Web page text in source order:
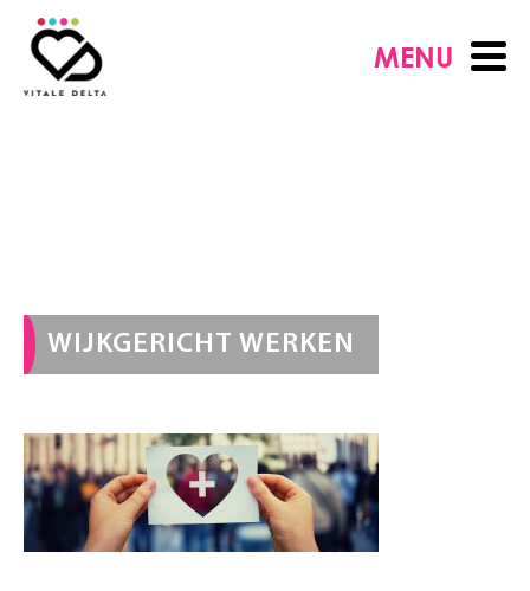
MENU
WIJKGERICHT WERKEN